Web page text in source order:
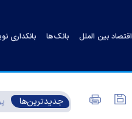
اقتصاد بین الملل بانک‌ها بانکداری
جدیدترین‌ها